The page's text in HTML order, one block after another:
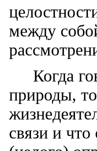
между
Когда
природы,
связи и